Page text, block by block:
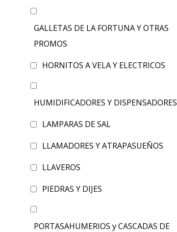
GALLETAS DE LA FORTUNA Y OTRAS
PROMOS
HORNITOS A VELA Y ELECTRICOS
HUMIDIFICADORES Y DISPENSADORES
LAMPARAS DE SAL
LLAMADORES Y ATRAPASUEÑOS
LLAVEROS
PIEDRAS Y DIJES
PORTASAHUMERIOS y CASCADAS DE